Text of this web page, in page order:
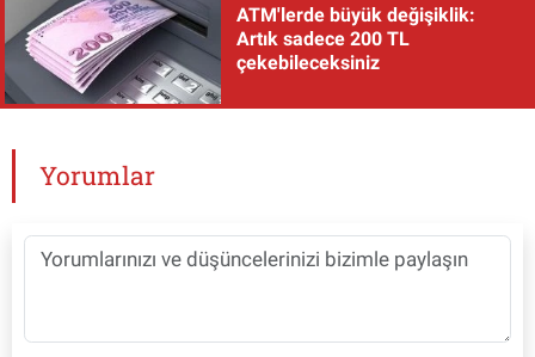
ATM'lerde büyük değişiklik:
Artık sadece 200 TL
çekebileceksiniz
Yorumlar